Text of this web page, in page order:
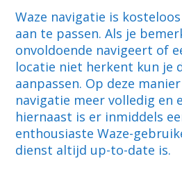
Waze navigatie is
aan te passen. Als je
onvoldoende navigeert of
locatie niet herkent kun je
aanpassen. Op deze
navigatie meer volledig en
hiernaast is er inmiddels
enthousiaste Waze-
dienst altijd up-to-date is.